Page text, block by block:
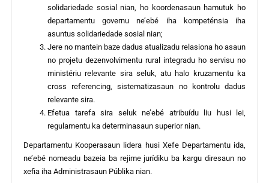
solidariedade sosial nian, ho koordenasaun hamutuk ho
departamentu governu ne’ebé iha kompeténsia iha
asuntus solidariedade sosial nian;
Jere no mantein baze dadus atualizadu relasiona ho asaun
no projetu dezenvolvimentu rural integradu ho servisu no
ministériu relevante sira seluk, atu halo kruzamentu ka
cross referencing, sistematizasaun no kontrolu dadus
relevante sira.
Efetua tarefa sira seluk ne’ebé atribuídu liu husi lei,
regulamentu ka determinasaun superior nian.
Departamentu Kooperasaun lidera husi Xefe Departamentu ida,
ne’ebé nomeadu bazeia ba rejime jurídiku ba kargu diresaun no
xefia iha Administrasaun Públika nian.